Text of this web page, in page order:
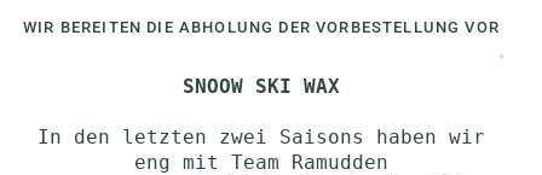
WIR BEREITEN DIE ABHOLUNG DER VORBESTELLUNG VOR
SNOOW SKI WAX
In den letzten zwei Saisons haben wir
eng mit Team Ramudden